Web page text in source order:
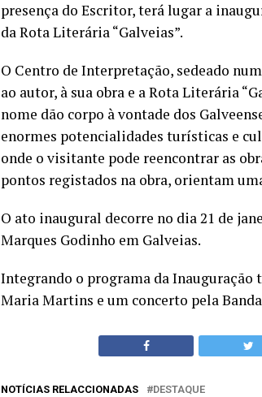
presença do Escritor, terá lugar a
da Rota Literária “Galveias”.
O Centro de Interpretação, sedeado
ao autor, à sua obra e a Rota Literária
nome dão corpo à vontade dos
enormes potencialidades turísticas e
onde o visitante pode reencontrar as
pontos registados na obra, orientam
O ato inaugural decorre no dia 21 de
Marques Godinho em Galveias.
Integrando o programa da Inauguração
Maria Martins e um concerto pela
NOTÍCIAS RELACCIONADAS DESTAQUE